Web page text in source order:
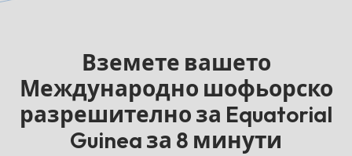
Вземете вашето
Международно шофьорско
разрешително за Equatorial
Guinea за 8 минути